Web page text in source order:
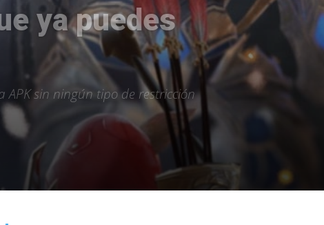
ya puedes
sin ningún tipo de restricción